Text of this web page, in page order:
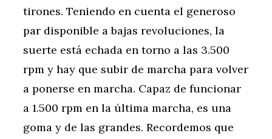
tirones. Teniendo en cuenta el generoso
par disponible a bajas revoluciones, la
suerte está echada en torno a las 3.500
rpm y hay que subir de marcha para volver
a ponerse en marcha. Capaz de funcionar
a 1.500 rpm en la última marcha, es una
goma y de las grandes. Recordemos que